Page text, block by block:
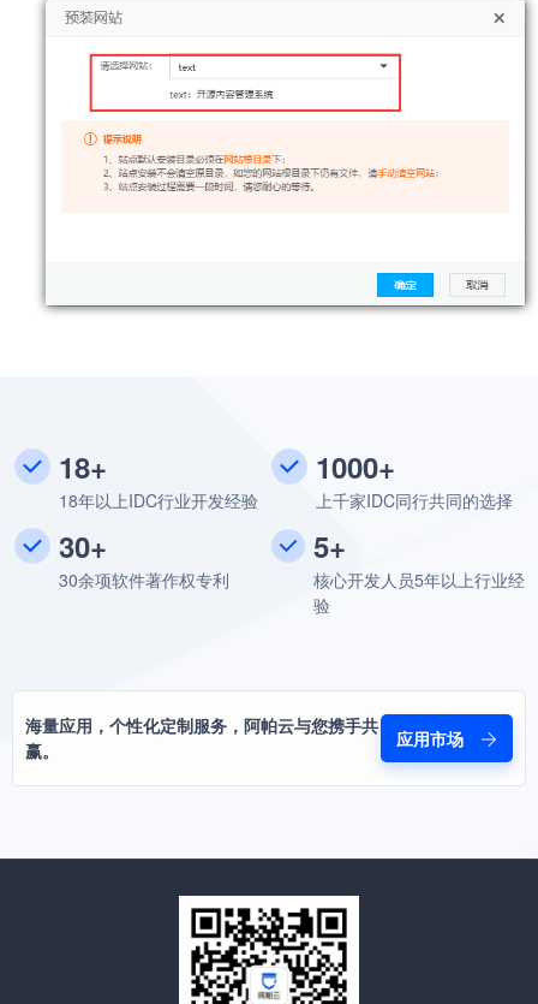
18+
18年以上IDC行业开发经验
1000+
上千家IDC同行共同的选择
30+
30余项软件著作权专利
5+
核心开发人员5年以上行业经
验
海量应用，个性化定制服务，阿帕云与您携手共
赢。
应用市场